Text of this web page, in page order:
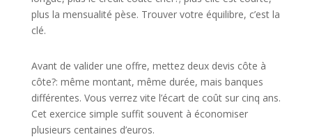
plus la mensualité pèse. Trouver votre équilibre, c’est la
clé.
Avant de valider une offre, mettez deux devis côte à
côte?: même montant, même durée, mais banques
différentes. Vous verrez vite l’écart de coût sur cinq ans.
Cet exercice simple suffit souvent à économiser
plusieurs centaines d’euros.